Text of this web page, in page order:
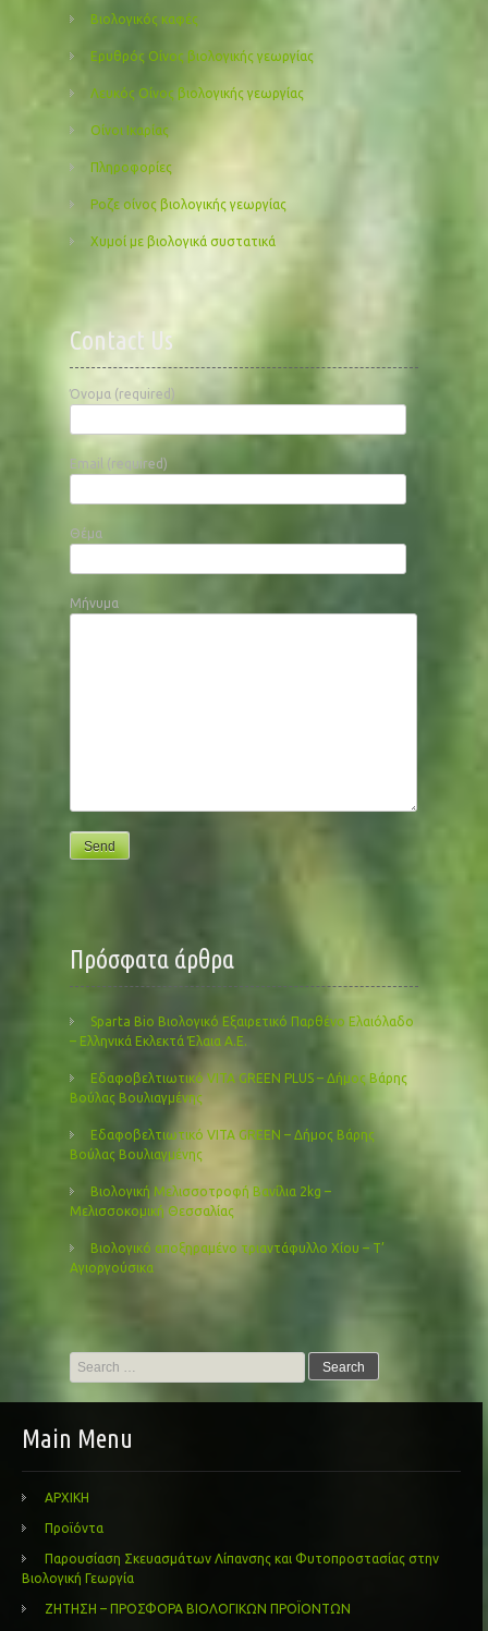
Βιολογικός καφές
Ερυθρός Οίνος βιολογικής γεωργίας
Λευκός Οίνος βιολογικής γεωργίας
Οίνοι Ικαρίας
Πληροφορίες
Ροζε οίνος βιολογικής γεωργίας
Χυμοί με βιολογικά συστατικά
Contact Us
Όνομα (required)
Email (required)
Θέμα
Μήνυμα
Πρόσφατα άρθρα
Sparta Bio Βιολογικό Εξαιρετικό Παρθένο Ελαιόλαδο
– Ελληνικά Εκλεκτά Έλαια Α.Ε.
Εδαφοβελτιωτικό VITA GREEN PLUS – Δήμος Βάρης
Βούλας Βουλιαγμένης
Εδαφοβελτιωτικό VITA GREEN – Δήμος Βάρης
Βούλας Βουλιαγμένης
Βιολογική Μελισσοτροφή Βανίλια 2kg –
Μελισσοκομική Θεσσαλίας
Βιολογικό αποξηραμένο τριαντάφυλλο Χίου – Τ’
Αγιοργούσικα
Search
for:
Main Menu
ΑΡΧΙΚΗ
Προϊόντα
Παρουσίαση Σκευασμάτων Λίπανσης και Φυτοπροστασίας στην
Βιολογική Γεωργία
ΖΗΤΗΣΗ – ΠΡΟΣΦΟΡΑ ΒΙΟΛΟΓΙΚΩΝ ΠΡΟΪΟΝΤΩΝ